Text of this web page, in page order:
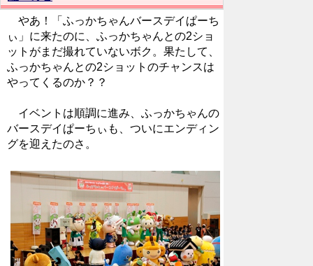
やあ！「ふっかちゃんバースデイぱーち
ぃ」に来たのに、ふっかちゃんとの2ショ
ットがまだ撮れていないボク。果たして、
ふっかちゃんとの2ショットのチャンスは
やってくるのか？？
イベントは順調に進み、ふっかちゃんの
バースデイぱーちぃも、ついにエンディン
グを迎えたのさ。